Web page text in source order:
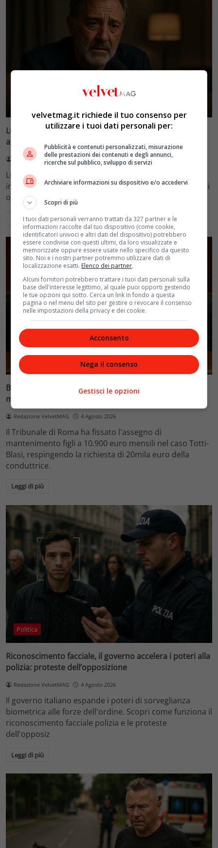
Luca Barbareschi si racconta: amori travolgenti,
autodistruzione e il difficile rapporto con la paternità
Redazione VelvetMAG 4 Agosto 2026
Luca Barbareschi si racconta a 70 anni in un'intervista
intima: rivela otto relazioni contemporanee, tre ricoveri
ospedalieri e il suo difficile rapporto con la paternità
Leggi di più
Glamour & Gossip
Blasi vs Totti: il giudice riduce l’assegno di
mantenimento a 10.900 euro
Redazione VelvetMAG 4 Agosto 2026
Il Tribunale di Roma ha fissato l'assegno di
mantenimento figli a 10.900 euro mensili nel caso Totti-
Blasi, respingendo la richiesta di 20mila euro della
conduttrice.
Leggi di più
Politica
Riconoscimento facciale, il governo accelera i poteri alla
polizia: proteste dell’opposizione
Redazione VelvetMAG 4 Agosto 2026
Il governo italiano espande i poteri di sorveglianza
biometrica alle forze dell'ordine. Scopri come funziona il
riconoscimento facciale polizia e le proteste
dell'opposiz
Leggi di più
velvetmag.it richiede il tuo consenso per
utilizzare i tuoi dati personali per:
Pubblicità e contenuti personalizzati, misurazione
delle prestazioni dei contenuti e degli annunci,
ricerche sul pubblico, sviluppo di servizi
Archiviare informazioni su dispositivo e/o accedervi
Scopri di più
I tuoi dati personali verranno trattati da 327 partner e le
informazioni raccolte dal tuo dispositivo (come cookie,
identificatori univoci e altri dati del dispositivo) potrebbero
essere condivise con questi ultimi, da loro visualizzate e
memorizzate oppure essere usate nello specifico da questo
sito. Noi e i nostri partner potremmo utilizzare dati di
localizzazione esatti. Elenco dei partner.
Alcuni fornitori potrebbero trattare i tuoi dati personali sulla
base dell'interesse legittimo, al quale puoi opporti gestendo
le tue opzioni qui sotto. Cerca un link in fondo a questa
pagina o nel menu del sito per gestire o revocare il consenso
nelle impostazioni della privacy e dei cookie.
Acconsento
Nega il consenso
Gestisci le opzioni